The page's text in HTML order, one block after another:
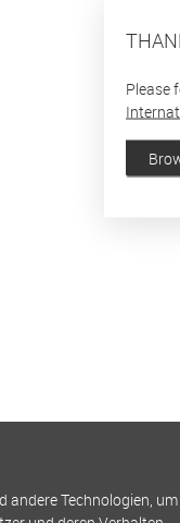
Please
andere Technologien,